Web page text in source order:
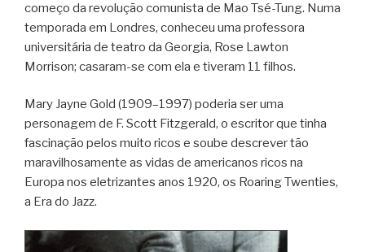
começo da revolução comunista de Mao Tsé-Tung. Numa
temporada em Londres, conheceu uma professora
universitária de teatro da Georgia, Rose Lawton
Morrison; casaram-se com ela e tiveram 11 filhos.
Mary Jayne Gold (1909–1997) poderia ser uma
personagem de F. Scott Fitzgerald, o escritor que tinha
fascinação pelos muito ricos e soube descrever tão
maravilhosamente as vidas de americanos ricos na
Europa nos eletrizantes anos 1920, os Roaring Twenties,
a Era do Jazz.